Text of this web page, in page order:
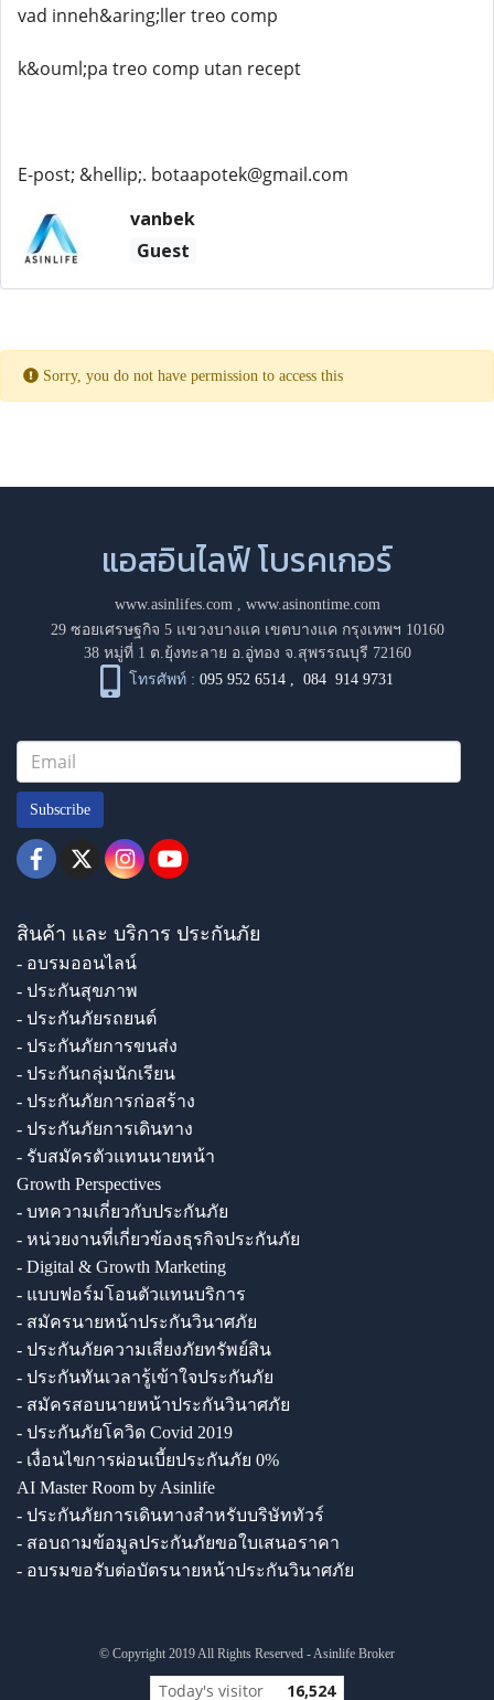
vad inneh&aring;ller treo comp
k&ouml;pa treo comp utan recept
E-post; &hellip;. botaapotek@gmail.com
vanbek
Guest
Sorry, you do not have permission to access this
แอสอินไลฟ์ โบรคเกอร์
www.asinlifes.com, www.asinontime.com
29 ซอยเศรษฐกิจ 5 แขวงบางแค เขตบางแค กรุงเทพฯ 10160
38 หมู่ที่ 1 ต.ยุ้งทะลาย อ.อู่ทอง จ.สุพรรณบุรี 72160
โทรศัพท์ : 095 952 6514 ,084 914 9731
Subscribe
สินค้า และ บริการ ประกันภัย
- อบรมออนไลน์
- ประกันสุขภาพ
- ประกันภัยรถยนต์
- ประกันภัยการขนส่ง
- ประกันกลุ่มนักเรียน
- ประกันภัยการก่อสร้าง
- ประกันภัยการเดินทาง
- รับสมัครตัวแทนนายหน้า
Growth Perspectives
- บทความเกี่ยวกับประกันภัย
- หน่วยงานที่เกี่ยวข้องธุรกิจประกันภัย
- Digital & Growth Marketing
- แบบฟอร์มโอนตัวแทนบริการ
- สมัครนายหน้าประกันวินาศภัย
- ประกันภัยความเสี่ยงภัยทรัพย์สิน
- ประกันทันเวลารู้เข้าใจประกันภัย
- สมัครสอบนายหน้าประกันวินาศภัย
- ประกันภัยโควิด Covid 2019
- เงื่อนไขการผ่อนเบี้ยประกันภัย 0%
AI Master Room by Asinlife
- ประกันภัยการเดินทางสำหรับบริษัททัวร์
- สอบถามข้อมูลประกันภัยขอใบเสนอราคา
- อบรมขอรับต่อบัตรนายหน้าประกันวินาศภัย
© Copyright 2019 All Rights Reserved - Asinlife Broker
Today's visitor 16,524